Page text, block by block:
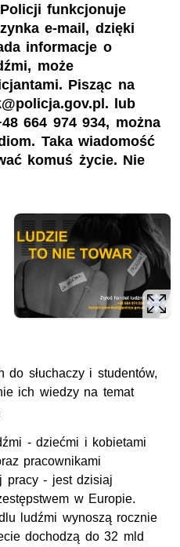
funkcjonuje
e-mail, dzięki
informacje o
może
Pisząc na
lub
664 974 934, można
Taka wiadomość
komuś życie. Nie
do słuchaczy i studentów,
ich wiedzy na temat
- dziećmi i kobietami
pracownikami
pracy - jest dzisiaj
w Europie.
ludźmi wynoszą rocznie
dochodzą do 32 mld